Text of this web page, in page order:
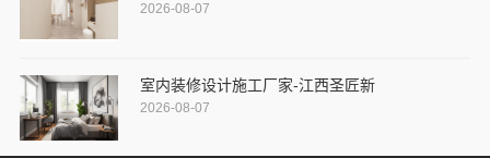
2026-08-07
室内装修设计施工厂家-江西圣匠新
2026-08-07